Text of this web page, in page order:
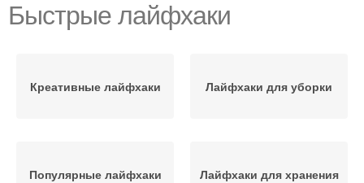
Быстрые лайфхаки
Креативные лайфхаки Лайфхаки для уборки
Популярные лайфхаки Лайфхаки для хранения